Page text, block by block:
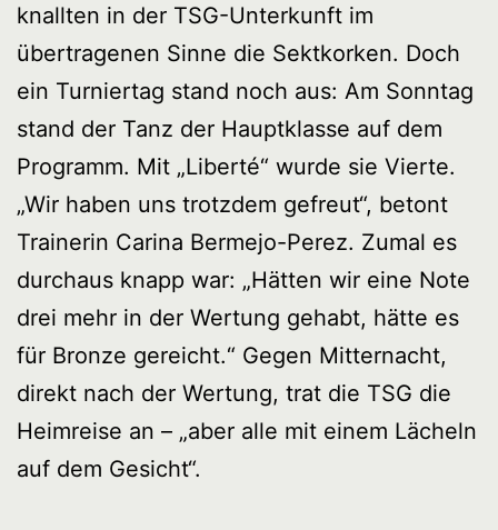
knallten in der TSG-Unterkunft im
übertragenen Sinne die Sektkorken. Doch
ein Turniertag stand noch aus: Am Sonntag
stand der Tanz der Hauptklasse auf dem
Programm. Mit „Liberté“ wurde sie Vierte.
„Wir haben uns trotzdem gefreut“, betont
Trainerin Carina Bermejo-Perez. Zumal es
durchaus knapp war: „Hätten wir eine Note
drei mehr in der Wertung gehabt, hätte es
für Bronze gereicht.“ Gegen Mitternacht,
direkt nach der Wertung, trat die TSG die
Heimreise an – „aber alle mit einem Lächeln
auf dem Gesicht“.